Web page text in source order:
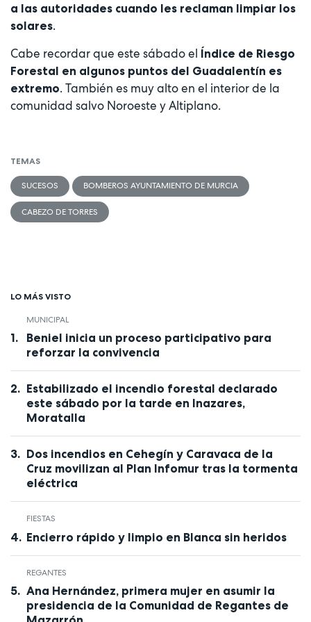
a las autoridades cuando les reclaman limpiar los
solares.
Cabe recordar que este sábado el Índice de Riesgo
Forestal en algunos puntos del Guadalentín es
extremo. También es muy alto en el interior de la
comunidad salvo Noroeste y Altiplano.
TEMAS
SUCESOS BOMBEROS AYUNTAMIENTO DE MURCIA
CABEZO DE TORRES
LO MÁS VISTO
MUNICIPAL
Beniel inicia un proceso participativo para
reforzar la convivencia
Estabilizado el incendio forestal declarado
este sábado por la tarde en Inazares,
Moratalla
Dos incendios en Cehegín y Caravaca de la
Cruz movilizan al Plan Infomur tras la tormenta
eléctrica
FIESTAS
Encierro rápido y limpio en Blanca sin heridos
REGANTES
Ana Hernández, primera mujer en asumir la
presidencia de la Comunidad de Regantes de